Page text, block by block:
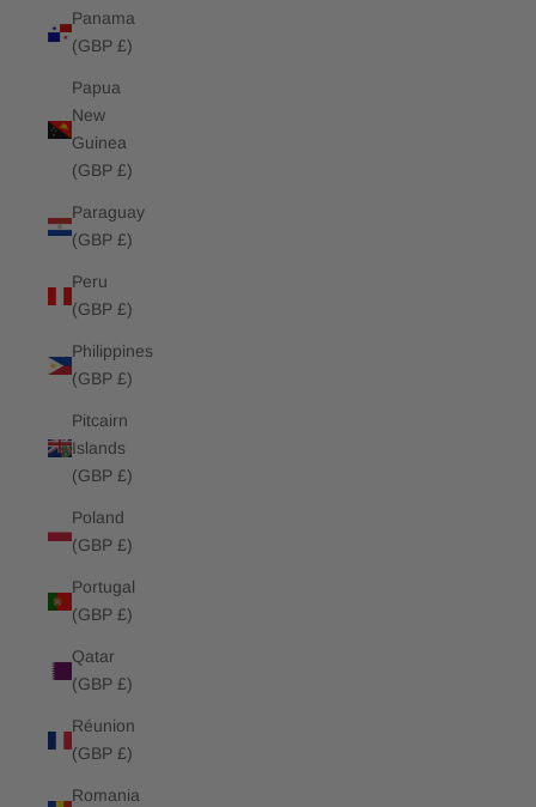
Panama
(GBP £)
Papua
New
Guinea
(GBP £)
Paraguay
(GBP £)
Peru
(GBP £)
Philippines
(GBP £)
Pitcairn
Islands
(GBP £)
Poland
(GBP £)
Portugal
(GBP £)
Qatar
(GBP £)
Réunion
(GBP £)
Romania